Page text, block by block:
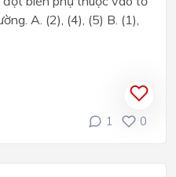
A. (2), (4), (5) B. (1),
1 0